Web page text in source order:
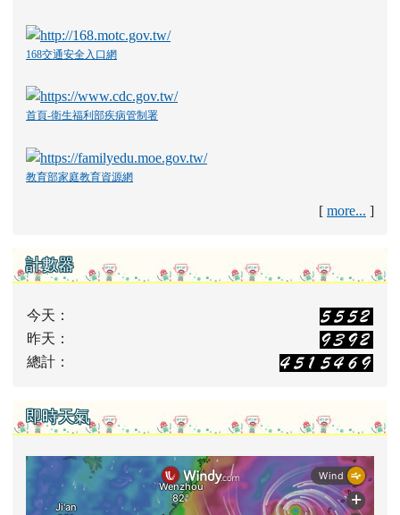
168交通安全入口網
首頁-衛生福利部疾病管制署
教育部家庭教育資源網
[ more... ]
計數器
今天：
昨天：
總計：
即時天氣